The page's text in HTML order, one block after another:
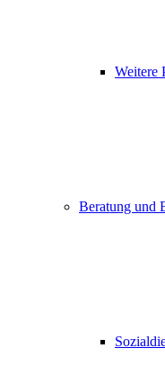
Weitere
Beratung und